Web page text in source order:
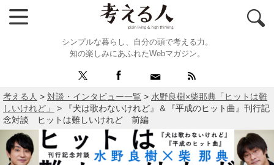
シンプルな暮らし、自分の頭で考える力。
知の楽しみにあふれたWebマガジン。
考える人 > 対談・インタビュー一覧 > 水野良樹×柴那典「ヒットは難
しいけれど」
>
『犬は歌わないけれど』＆『平成のヒット曲』刊行記
念対談 ヒットは難しいけれど 前編